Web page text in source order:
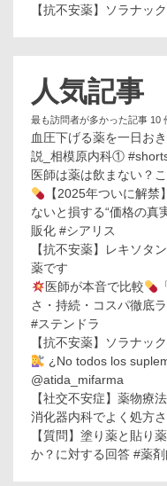
【抗不安薬】ソラナッ
人気記事
最も訪問者が多かった記事 10
血圧下げる薬を一日お
説_相模原内科①
医師は薬は飲まない？
【2025年ついに解禁
ないと損する“価格の真
販化 #シアリス
【抗不安薬】レキソタ
薬です
医師が本音で比較
さ・持続・コスパ徹底
#ステンドラ
【抗不安薬】ソラナッ
¿No todos los
@atida_mifarma
【社交不安症】薬物療
消化器内科でよく処方
【質問】塗り薬と貼り
か？に対する回答 #薬